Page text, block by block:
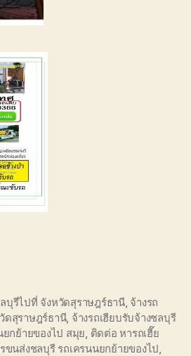
บุรีไปที่ จังหวัดสุราษฎร์ธานี, จ้างรถ
ดสุราษฎร์ธานี, จ้างรถเฮียบรับจ้างชลบุรี
ยกย้ายของไป สมุย ติดต่อ หารถเฮี๊ย
ขนส่งชลบุรี รถเครนนยกย้ายของไป